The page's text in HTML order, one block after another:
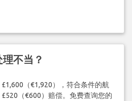
不当？
（€1,920），符合条件的航
（€600）赔偿。免费查询您的